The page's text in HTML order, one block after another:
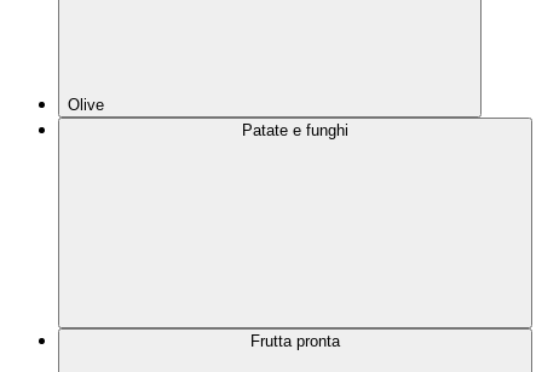
Olive
Patate e funghi
Frutta pronta